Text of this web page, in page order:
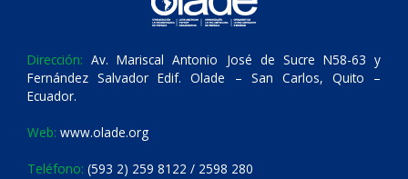
Dirección: Av. Mariscal Antonio José de Sucre N58-63 y
Fernández Salvador Edif. Olade – San Carlos, Quito –
Ecuador.
Web: www.olade.org
Teléfono: (593 2) 259 8122 / 2598 280